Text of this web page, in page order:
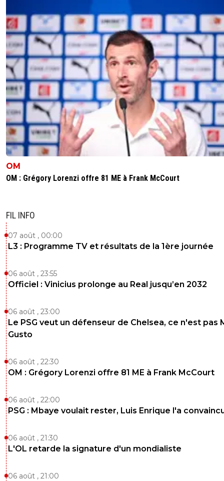
OM
OM : Grégory Lorenzi offre 81 ME à Frank McCourt
FIL INFO
07 août , 00:00
L3 : Programme TV et résultats de la 1ère journée
06 août , 23:55
Officiel : Vinicius prolonge au Real jusqu’en 2032
06 août , 23:00
Le PSG veut un défenseur de Chelsea, ce n'est pas
Gusto
06 août , 22:30
OM : Grégory Lorenzi offre 81 ME à Frank McCourt
06 août , 22:00
PSG : Mbaye voulait rester, Luis Enrique l'a
06 août , 21:30
L'OL retarde la signature d'un mondialiste
06 août , 21:00